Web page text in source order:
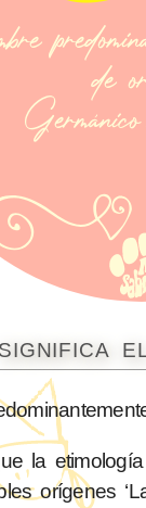
la
orígenes